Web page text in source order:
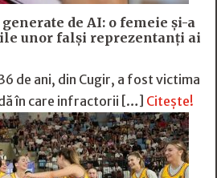
de AI: o femeie și-a
unor falși reprezentanți ai
de ani, din Cugir, a fost victima
în care infractorii […] Citește!